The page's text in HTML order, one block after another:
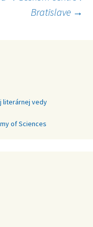
Bratislave →
literárnej vedy
of Sciences